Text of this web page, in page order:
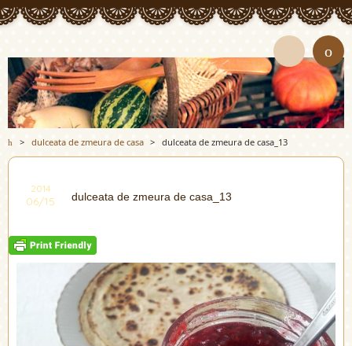
> dulceata de zmeura de casa > dulceata de zmeura de casa_13
2014
06/15 dulceata de zmeura de casa_13